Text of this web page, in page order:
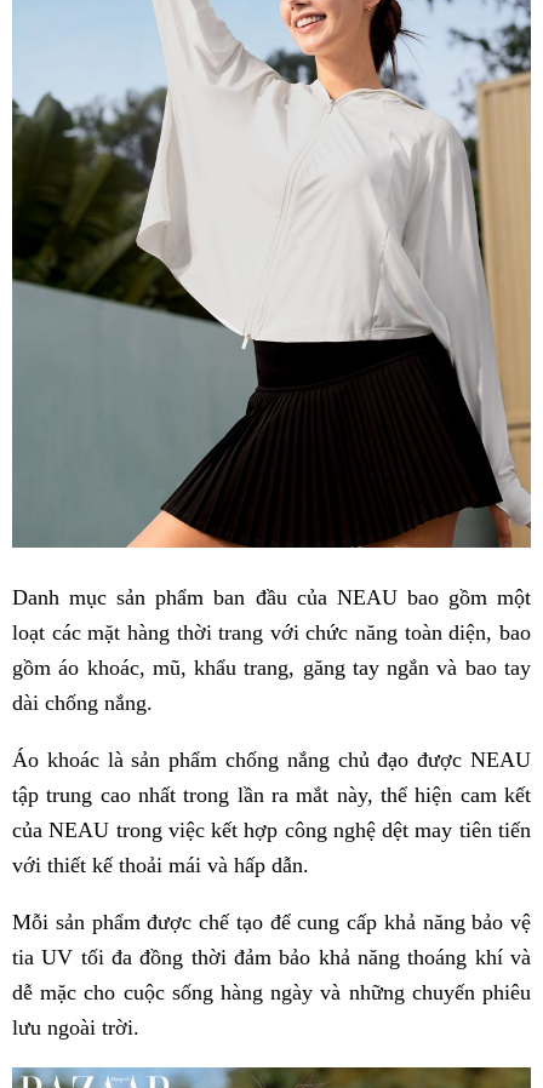
Danh mục sản phẩm ban đầu của NEAU bao gồm một
loạt các mặt hàng thời trang với chức năng toàn diện, bao
gồm áo khoác, mũ, khẩu trang, găng tay ngắn và bao tay
dài chống nắng.
Áo khoác là sản phẩm chống nắng chủ đạo được NEAU
tập trung cao nhất trong lần ra mắt này, thể hiện cam kết
của NEAU trong việc kết hợp công nghệ dệt may tiên tiến
với thiết kế thoải mái và hấp dẫn.
Mỗi sản phẩm được chế tạo để cung cấp khả năng bảo vệ
tia UV tối đa đồng thời đảm bảo khả năng thoáng khí và
dễ mặc cho cuộc sống hàng ngày và những chuyến phiêu
lưu ngoài trời.